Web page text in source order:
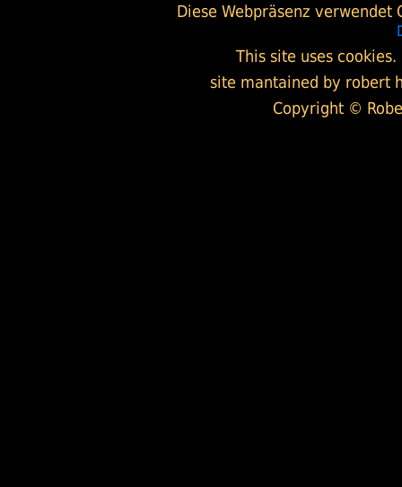
Diese Webpräsenz verwendet
This site uses
site mantained by robert
Copyright ©